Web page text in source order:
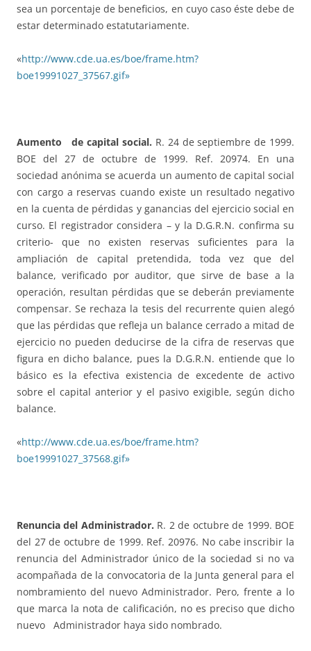
sea un porcentaje de beneficios, en cuyo caso éste debe de
estar determinado estatutariamente.
«http://www.cde.ua.es/boe/frame.htm?
boe19991027_37567.gif»
Aumento de capital social. R. 24 de septiembre de 1999.
BOE del 27 de octubre de 1999. Ref. 20974. En una
sociedad anónima se acuerda un aumento de capital social
con cargo a reservas cuando existe un resultado negativo
en la cuenta de pérdidas y ganancias del ejercicio social en
curso. El registrador considera – y la D.G.R.N. confirma su
criterio- que no existen reservas suficientes para la
ampliación de capital pretendida, toda vez que del
balance, verificado por auditor, que sirve de base a la
operación, resultan pérdidas que se deberán previamente
compensar. Se rechaza la tesis del recurrente quien alegó
que las pérdidas que refleja un balance cerrado a mitad de
ejercicio no pueden deducirse de la cifra de reservas que
figura en dicho balance, pues la D.G.R.N. entiende que lo
básico es la efectiva existencia de excedente de activo
sobre el capital anterior y el pasivo exigible, según dicho
balance.
«http://www.cde.ua.es/boe/frame.htm?
boe19991027_37568.gif»
Renuncia del Administrador. R. 2 de octubre de 1999. BOE
del 27 de octubre de 1999. Ref. 20976. No cabe inscribir la
renuncia del Administrador único de la sociedad si no va
acompañada de la convocatoria de la Junta general para el
nombramiento del nuevo Administrador. Pero, frente a lo
que marca la nota de calificación, no es preciso que dicho
nuevo Administrador haya sido nombrado.